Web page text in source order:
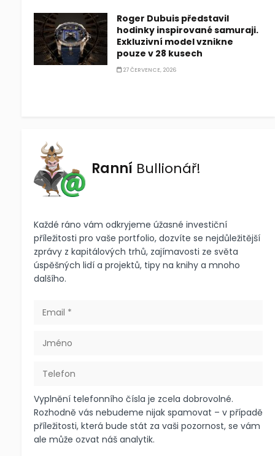
Roger Dubuis představil
hodinky inspirované samuraji.
Exkluzivní model vznikne
pouze v 28 kusech
27 ČERVENCE, 2026
Ranní Bullionář!
Každé ráno vám odkryjeme úžasné investiční
příležitosti pro vaše portfolio, dozvíte se nejdůležitější
zprávy z kapitálových trhů, zajímavosti ze světa
úspěšných lidí a projektů, tipy na knihy a mnoho
dalšího.
Vyplnění telefonního čísla je zcela dobrovolné.
Rozhodně vás nebudeme nijak spamovat – v případě
příležitosti, která bude stát za vaši pozornost, se vám
ale může ozvat náš analytik.